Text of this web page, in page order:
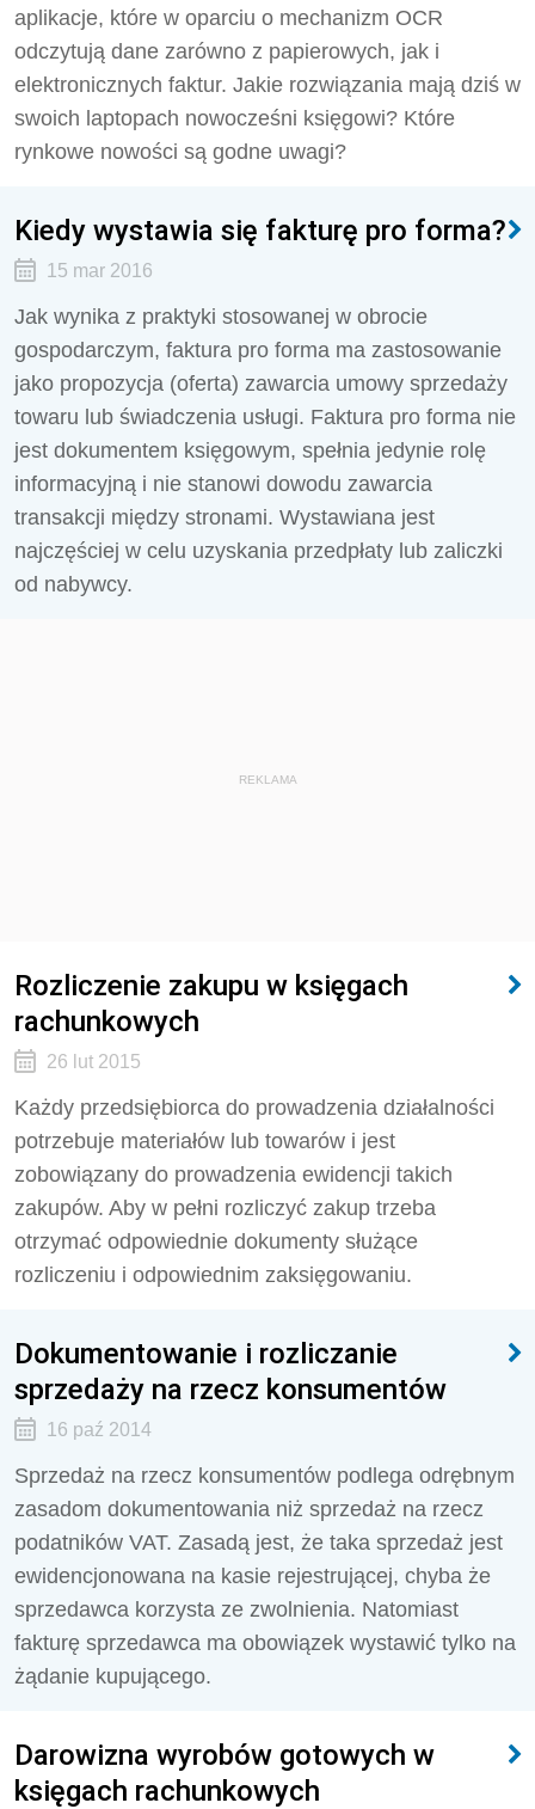
aplikacje, które w oparciu o mechanizm OCR
odczytują dane zarówno z papierowych, jak i
elektronicznych faktur. Jakie rozwiązania mają dziś w
swoich laptopach nowocześni księgowi? Które
rynkowe nowości są godne uwagi?
Kiedy wystawia się fakturę pro forma?
15 mar 2016
Jak wynika z praktyki stosowanej w obrocie
gospodarczym, faktura pro forma ma zastosowanie
jako propozycja (oferta) zawarcia umowy sprzedaży
towaru lub świadczenia usługi. Faktura pro forma nie
jest dokumentem księgowym, spełnia jedynie rolę
informacyjną i nie stanowi dowodu zawarcia
transakcji między stronami. Wystawiana jest
najczęściej w celu uzyskania przedpłaty lub zaliczki
od nabywcy.
REKLAMA
Rozliczenie zakupu w księgach
rachunkowych
26 lut 2015
Każdy przedsiębiorca do prowadzenia działalności
potrzebuje materiałów lub towarów i jest
zobowiązany do prowadzenia ewidencji takich
zakupów. Aby w pełni rozliczyć zakup trzeba
otrzymać odpowiednie dokumenty służące
rozliczeniu i odpowiednim zaksięgowaniu.
Dokumentowanie i rozliczanie
sprzedaży na rzecz konsumentów
16 paź 2014
Sprzedaż na rzecz konsumentów podlega odrębnym
zasadom dokumentowania niż sprzedaż na rzecz
podatników VAT. Zasadą jest, że taka sprzedaż jest
ewidencjonowana na kasie rejestrującej, chyba że
sprzedawca korzysta ze zwolnienia. Natomiast
fakturę sprzedawca ma obowiązek wystawić tylko na
żądanie kupującego.
Darowizna wyrobów gotowych w
księgach rachunkowych